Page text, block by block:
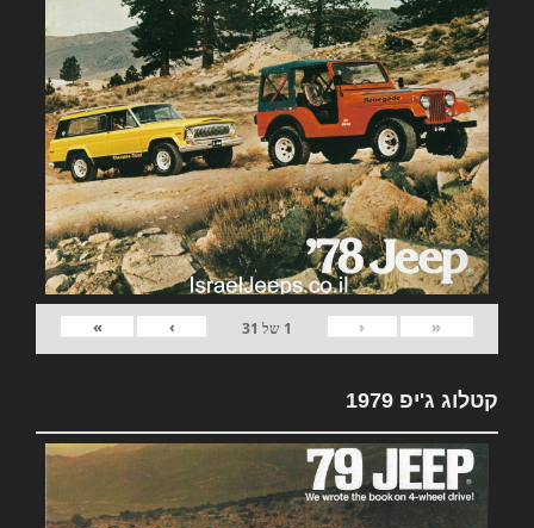
«
‹
1 של 31
›
»
קטלוג ג'יפ 1979